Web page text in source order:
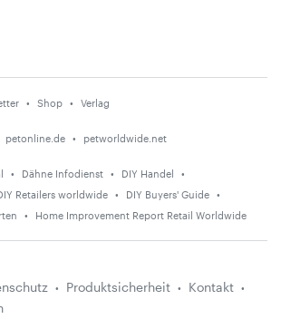
Shop Verlag
petonline.de petworldwide.net
Dähne Infodienst
DIY Handel
Retailers worldwide
DIY Buyers' Guide
Home Improvement Report Retail Worldwide
Produktsicherheit
Kontakt